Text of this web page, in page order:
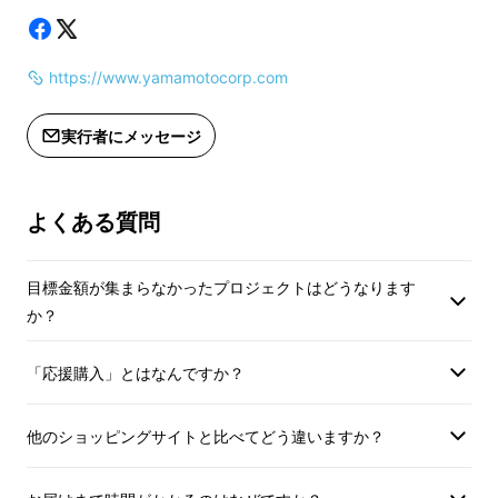
蒸しパンケーキ
https://www.yamamotocorp.com
実行者にメッセージ
よくある質問
目標金額が集まらなかったプロジェクトはどうなります
か？
「応援購入」とはなんですか？
他のショッピングサイトと比べてどう違いますか？